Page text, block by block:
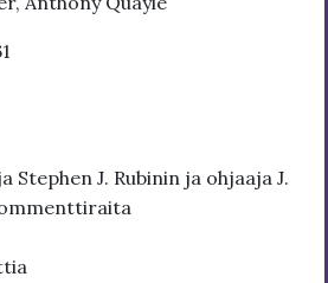
Stephen J. Rubinin ja ohjaaja J.